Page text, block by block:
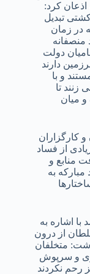
اذعان کرد:
تبدیل
در زمان
منصفانه
دولت
دارند
و با
زنند تا
و میان
و کارگزاران
از فساد
منابع و
به
با اشاره به
از درون
متخلفان
و سرپوش
رحم نکردند